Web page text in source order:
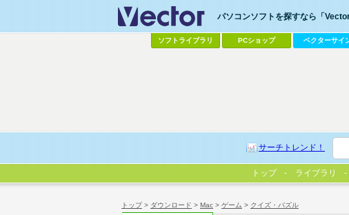
トップ> ダウンロード > Mac > ゲーム > クイズ・パズル
パソコンソフトを探すなら「Vector
ソフトライブラリ PCショップ ベクターサイ
サーチトレンド！
トップ ライブラリ